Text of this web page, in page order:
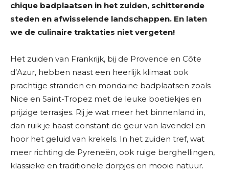
chique badplaatsen in het zuiden, schitterende
steden en afwisselende landschappen. En laten
we de culinaire traktaties niet vergeten!
Het zuiden van Frankrijk, bij de Provence en Côte
d’Azur, hebben naast een heerlijk klimaat ook
prachtige stranden en mondaine badplaatsen zoals
Nice en Saint-Tropez met de leuke boetiekjes en
prijzige terrasjes. Rij je wat meer het binnenland in,
dan ruik je haast constant de geur van lavendel en
hoor het geluid van krekels. In het zuiden tref, wat
meer richting de Pyreneën, ook ruige berghellingen,
klassieke en traditionele dorpjes en mooie natuur.